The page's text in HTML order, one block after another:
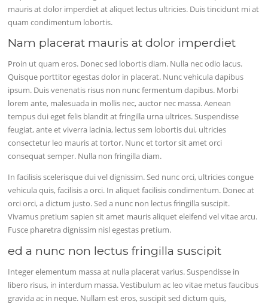
mauris at dolor imperdiet at aliquet lectus ultricies. Duis tincidunt mi at
quam condimentum lobortis.
Nam placerat mauris at dolor imperdiet
Proin ut quam eros. Donec sed lobortis diam. Nulla nec odio lacus.
Quisque porttitor egestas dolor in placerat. Nunc vehicula dapibus
ipsum. Duis venenatis risus non nunc fermentum dapibus. Morbi
lorem ante, malesuada in mollis nec, auctor nec massa. Aenean
tempus dui eget felis blandit at fringilla urna ultrices. Suspendisse
feugiat, ante et viverra lacinia, lectus sem lobortis dui, ultricies
consectetur leo mauris at tortor. Nunc et tortor sit amet orci
consequat semper. Nulla non fringilla diam.
In facilisis scelerisque dui vel dignissim. Sed nunc orci, ultricies congue
vehicula quis, facilisis a orci. In aliquet facilisis condimentum. Donec at
orci orci, a dictum justo. Sed a nunc non lectus fringilla suscipit.
Vivamus pretium sapien sit amet mauris aliquet eleifend vel vitae arcu.
Fusce pharetra dignissim nisl egestas pretium.
ed a nunc non lectus fringilla suscipit
Integer elementum massa at nulla placerat varius. Suspendisse in
libero risus, in interdum massa. Vestibulum ac leo vitae metus faucibus
gravida ac in neque. Nullam est eros, suscipit sed dictum quis,